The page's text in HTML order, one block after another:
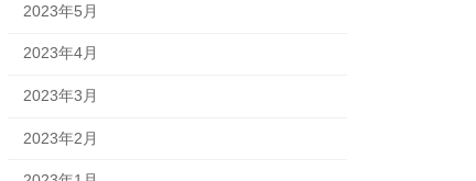
2023年5月
2023年4月
2023年3月
2023年2月